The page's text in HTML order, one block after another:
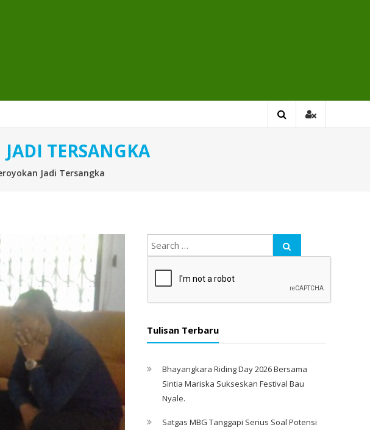
TERSANGKA
Jadi Tersangka
Tulisan Terbaru
Bhayangkara Riding Day 2026 Bersama
Sintia Mariska Sukseskan Festival Bau
Nyale. ‎
Satgas MBG Tanggapi Serius Soal Potensi